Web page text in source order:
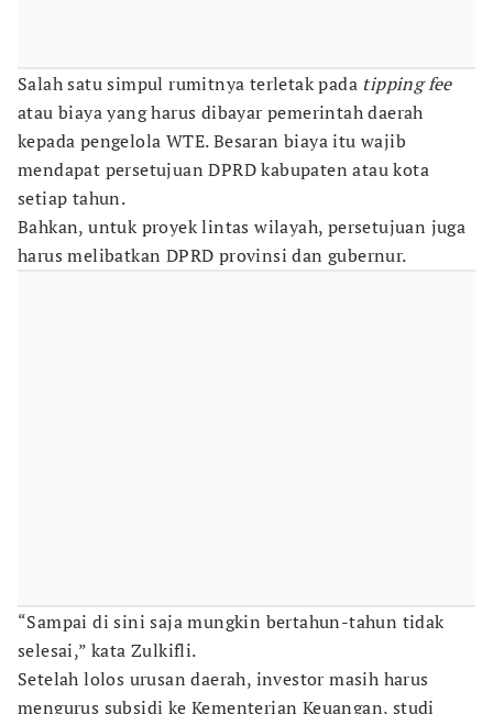
Salah satu simpul rumitnya terletak pada tipping fee
atau biaya yang harus dibayar pemerintah daerah
kepada pengelola WTE. Besaran biaya itu wajib
mendapat persetujuan DPRD kabupaten atau kota
setiap tahun.
Bahkan, untuk proyek lintas wilayah, persetujuan juga
harus melibatkan DPRD provinsi dan gubernur.
“Sampai di sini saja mungkin bertahun-tahun tidak
selesai,” kata Zulkifli.
Setelah lolos urusan daerah, investor masih harus
mengurus subsidi ke Kementerian Keuangan, studi